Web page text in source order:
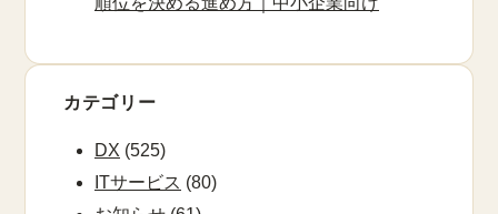
カテゴリー
DX (525)
ITサービス (80)